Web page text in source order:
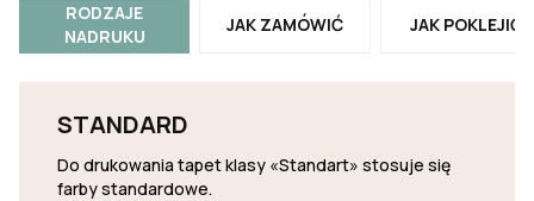
RODZAJE
NADRUKU
JAK ZAMÓWIĆ JAK POKLEJIĆ
STANDARD
Do drukowania tapet klasy «Standart» stosuje się
farby standardowe.